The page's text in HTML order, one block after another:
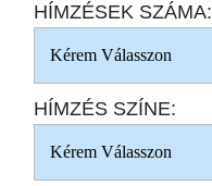
HÍMZÉSEK SZÁMA:
HÍMZÉS SZÍNE: